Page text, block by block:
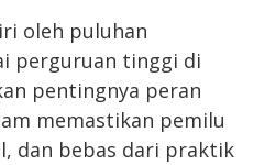
oleh puluhan
perguruan tinggi di
pentingnya peran
memastikan pemilu
dan bebas dari praktik